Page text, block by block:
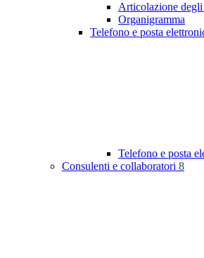
Articolazione
Organigramma
Telefono e posta
Telefono e posta
Consulenti e collaboratori 8